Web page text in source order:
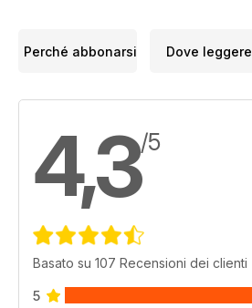
Perché abbonarsi Dove leggere
4,3/5
Basato su 107 Recensioni dei clienti
5